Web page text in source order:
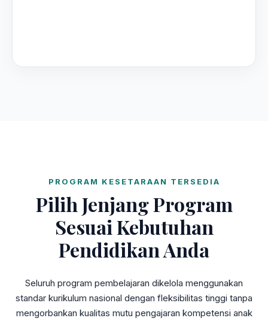
PROGRAM KESETARAAN TERSEDIA
Pilih Jenjang Program
Sesuai Kebutuhan
Pendidikan Anda
Seluruh program pembelajaran dikelola menggunakan
standar kurikulum nasional dengan fleksibilitas tinggi tanpa
mengorbankan kualitas mutu pengajaran kompetensi anak